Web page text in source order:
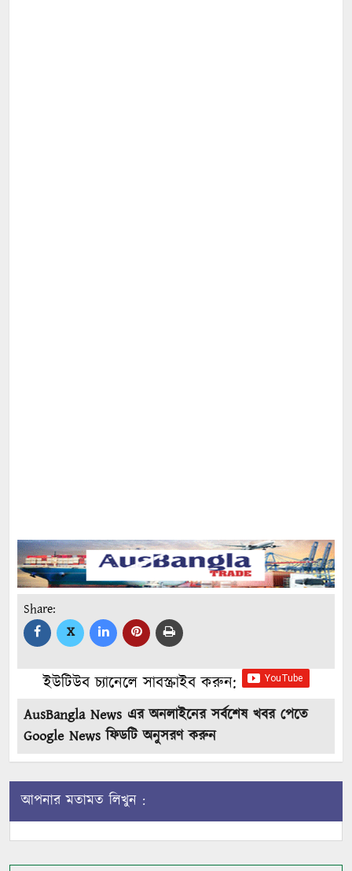
Share:
X
ইউটিউব চ্যানেলে সাবস্ক্রাইব করুন:
AusBangla News এর অনলাইনের সর্বশেষ খবর পেতে
Google News ফিডটি অনুসরণ করুন
আপনার মতামত লিখুন :